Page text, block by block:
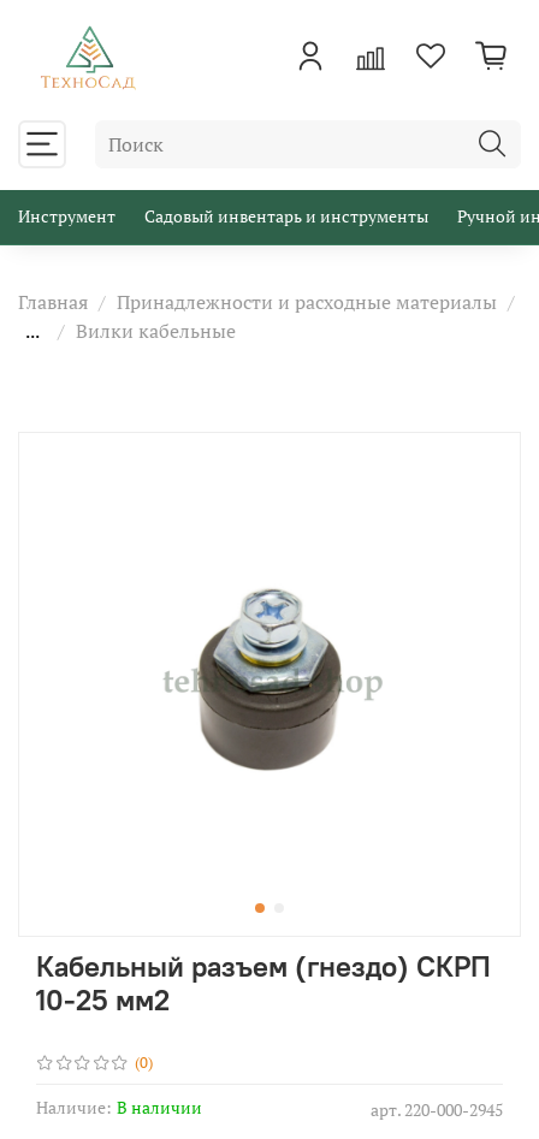
Инструмент Садовый инвентарь и инструменты Ручной
Главная
Принадлежности и расходные материалы
...
Вилки кабельные
(0)
арт. 220-000-2945
Наличие: В наличии
Кабельный разъем (гнездо) СКРП
10-25 мм2